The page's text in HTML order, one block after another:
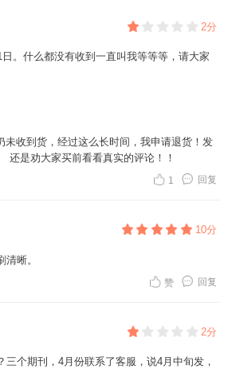
2分
。什么都没有收到一直叫我等等等，请大家
未收到货，经过这么长时间，我申请退货！发
还是劝大家买前看看真实的评论！！
回复
1
10分
晰。
回复
赞
2分
三个期刊，4月份联系了客服，说4月中旬发，